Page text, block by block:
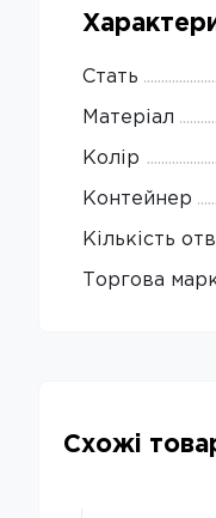
Стать
Матеріал
Колір
Контейнер
Кількість
Торгова
Схожі